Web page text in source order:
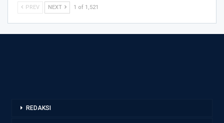
PREV NEXT 1 of 1,521
REDAKSI